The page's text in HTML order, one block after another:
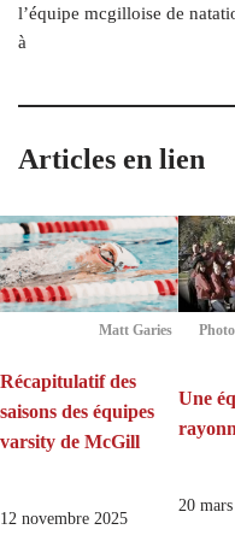
l’équipe mcgilloise de
à
Articles en lien
Matt Garies
Récapitulatif des
saisons des équipes
varsity de McGill
12 novembre 2025
Une
20